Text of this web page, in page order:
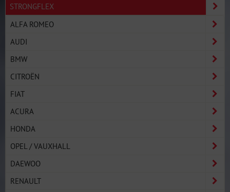
STRONGFLEX
ALFA ROMEO
AUDI
BMW
CITROËN
FIAT
ACURA
HONDA
OPEL / VAUXHALL
DAEWOO
RENAULT